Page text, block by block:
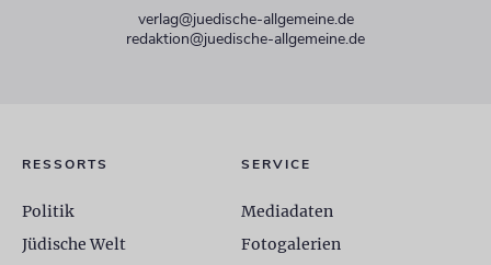
verlag@juedische-allgemeine.de
redaktion@juedische-allgemeine.de
RESSORTS
Politik
Jüdische Welt
SERVICE
Mediadaten
Fotogalerien